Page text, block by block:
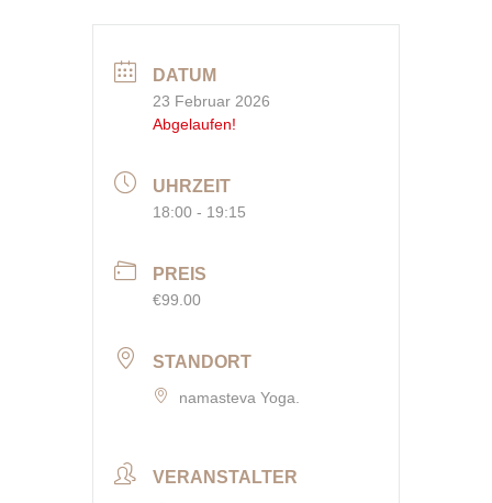
DATUM
23 Februar 2026
Abgelaufen!
UHRZEIT
18:00 - 19:15
PREIS
€99.00
STANDORT
namasteva Yoga.
VERANSTALTER